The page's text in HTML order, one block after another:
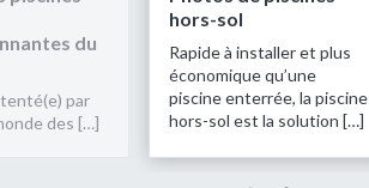
et plus
la piscine
la solution […]
les plus
impressionnantes du
monde
Vous seriez tenté(e) par
un tour du monde des […]